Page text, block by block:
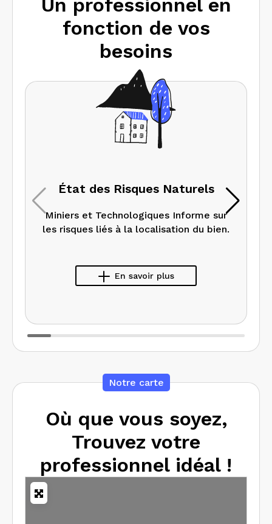
Un professionnel en
fonction de vos
besoins
État des Risques Naturels
Miniers et Technologiques Informe sur
les risques liés à la localisation du bien.
En savoir plus
Notre carte
Où que vous soyez,
Trouvez votre
professionnel idéal !